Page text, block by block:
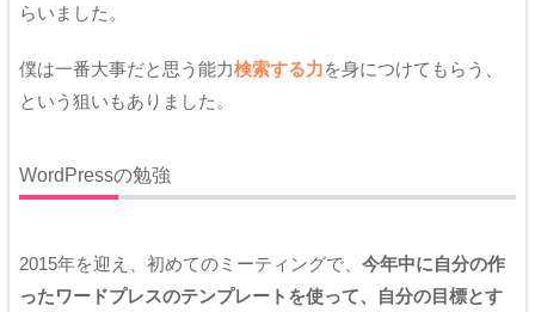
らいました。
僕は一番大事だと思う能力検索する力を身につけてもらう、
という狙いもありました。
WordPressの勉強
2015年を迎え、初めてのミーティングで、 今年中に自分の作
ったワードプレスのテンプレートを使って、自分の目標とす